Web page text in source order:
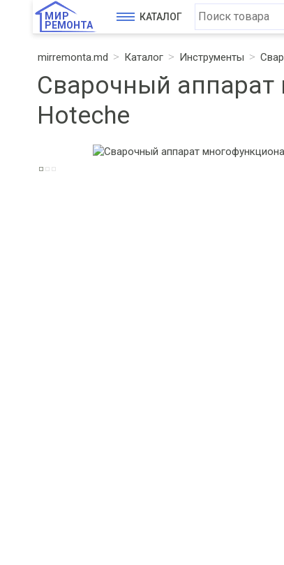
МИР
РЕМОНТА
КАТАЛОГ
mirremonta.md Каталог Инструменты
Сварочный аппарат
Hoteche